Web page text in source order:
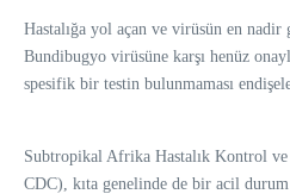
Hastalığa yol açan ve virüsün en
Bundibugyo virüsüne karşı henüz
spesifik bir testin bulunmaması
Subtropikal Afrika Hastalık Kontrol
CDC), kıta genelinde de bir acil